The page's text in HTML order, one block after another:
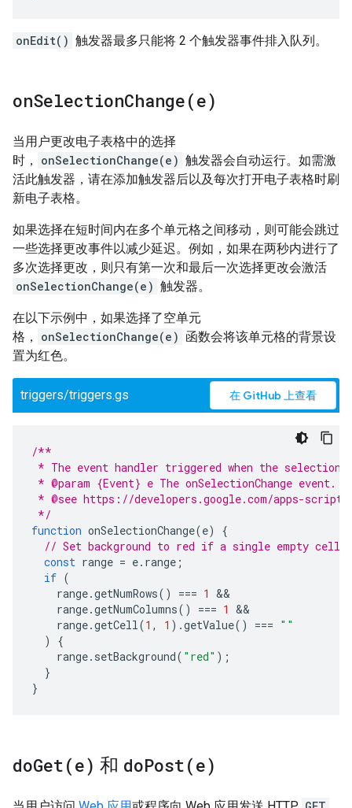
onEdit() 触发器最多只能将 2 个触发器事件排入队列。
onSelectionChange(e)
当用户更改电子表格中的选择
时，
onSelectionChange(e) 触发器会自动运行。如需激
活此触发器，请在添加触发器后以及每次打开电子表格时刷
新电子表格。
如果选择在短时间内在多个单元格之间移动，则可能会跳过
一些选择更改事件以减少延迟。例如，如果在两秒内进行了
多次选择更改，则只有第一次和最后一次选择更改会激活
onSelectionChange(e) 触发器。
在以下示例中，如果选择了空单元
格，
onSelectionChange(e) 函数会将该单元格的背景设
置为红色。
triggers/triggers.gs 在 GitHub 上查看
/**
* The event handler triggered when the selection
* @param {Event} e The onSelectionChange event.
* @see https://developers.google.com/apps-
*/
function onSelectionChange(e)
{
// Set background to red if a single empty cell
const range = e. range ;
if (
range.getNumRows() === 1
range.getNumColumns() === 1
range.getCell(1 , 1 ).getValue() === ""
)
{
range. setBackground( "red" );
}
}
doGet(e) 和 doPost(e)